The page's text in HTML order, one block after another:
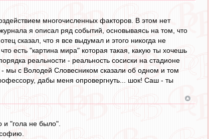
многочисленных факторов. В этом нет
я описал ряд событий, основываясь на том, что
сказал, что я все выдумал и этого никогда не
есть "картина мира" которая такая, какую ты хочешь
реальности - реальность сосиски на стадионе
- мы с Володей Словесником сказали об одном и том
дабы меня опровергнуть... шок! Саш - ты
и "гола не было".